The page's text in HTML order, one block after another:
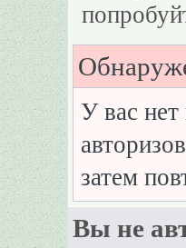
У вас
затем
Вы не